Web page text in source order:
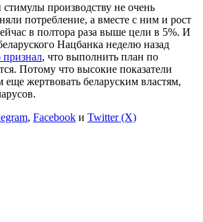
стимулы производству не очень
потребление, а вместе с ним и рост
в полтора раза выше цели в 5%. И
Нацбанка неделю назад
, что выполнить план по
Потому что высокие показатели
жертвовать беларуским властям,
, Facebook и Twitter (X)